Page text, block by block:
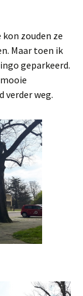
zouden ze
Maar toen ik
geparkeerd.
verder weg.